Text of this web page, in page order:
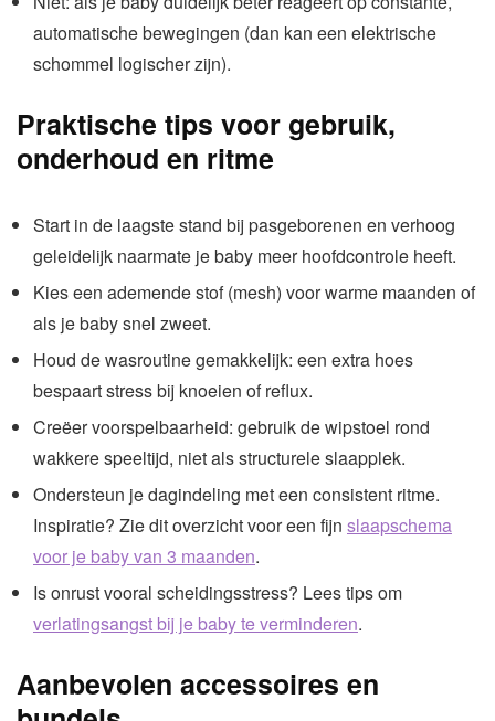
automatische bewegingen (dan kan een elektrische
schommel logischer zijn).
Praktische tips voor gebruik,
onderhoud en ritme
Start in de laagste stand bij pasgeborenen en verhoog
geleidelijk naarmate je baby meer hoofdcontrole heeft.
Kies een ademende stof (mesh) voor warme maanden of
als je baby snel zweet.
Houd de wasroutine gemakkelijk: een extra hoes
bespaart stress bij knoeien of reflux.
Creëer voorspelbaarheid: gebruik de wipstoel rond
wakkere speeltijd, niet als structurele slaapplek.
Ondersteun je dagindeling met een consistent ritme.
Inspiratie? Zie dit overzicht voor een fijn slaapschema
voor je baby van 3 maanden.
Is onrust vooral scheidingsstress? Lees tips om
verlatingsangst bij je baby te verminderen.
Aanbevolen accessoires en